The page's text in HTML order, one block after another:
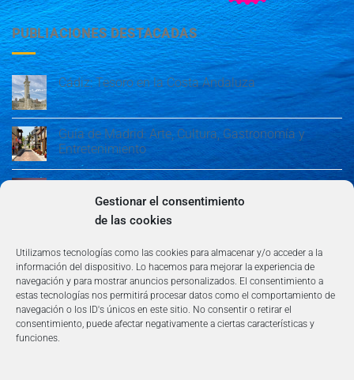
Gestionar el consentimiento
de las cookies
Utilizamos tecnologías como las cookies para almacenar y/o acceder a la
información del dispositivo. Lo hacemos para mejorar la experiencia de
navegación y para mostrar anuncios personalizados. El consentimiento a
estas tecnologías nos permitirá procesar datos como el comportamiento de
navegación o los ID's únicos en este sitio. No consentir o retirar el
consentimiento, puede afectar negativamente a ciertas características y
funciones.
PUBLIACIONES DESTACADAS
Cádiz: Tesoro en la Costa Andaluza
Guía de Madrid: Arte, Cultura, Gastronomía y
Entretenimiento
Guía de Madrid: Arte, Cultura, Gastronomía y
Entretenimiento